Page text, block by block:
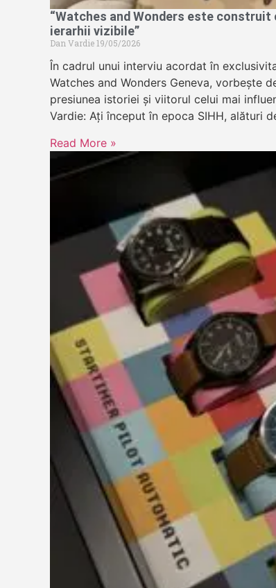
“Watches and Wonders este
ierarhii vizibile”
Dan Vardie19/05/2026
În cadrul unui interviu acordat în
Watches and Wonders Geneva, vorbește
presiunea istoriei și viitorul celui mai
Vardie: Ați început în epoca SIHH, alături
Read More »